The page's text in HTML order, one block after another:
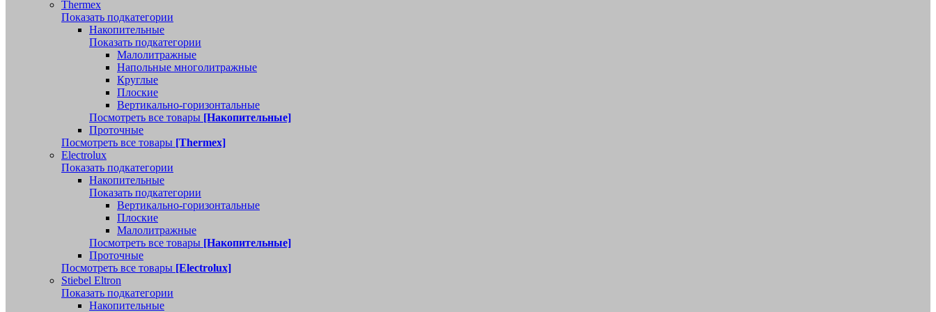
Thermex
Показать подкатегории
Накопительные
Показать подкатегории
Малолитражные
Напольные многолитражные
Круглые
Плоские
Вертикально-горизонтальные
Посмотреть все товары [Накопительные]
Проточные
Посмотреть все товары [Thermex]
Electrolux
Показать подкатегории
Накопительные
Показать подкатегории
Вертикально-горизонтальные
Плоские
Малолитражные
Посмотреть все товары [Накопительные]
Проточные
Посмотреть все товары [Electrolux]
Stiebel Eltron
Показать подкатегории
Накопительные